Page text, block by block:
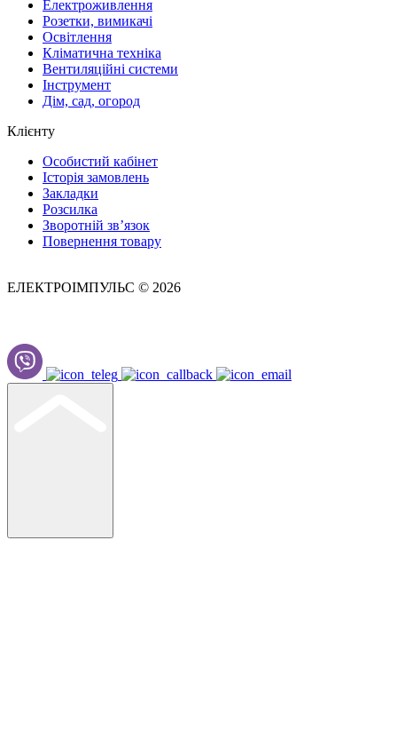
Електроживлення
Розетки, вимикачі
Освітлення
Кліматична техніка
Вентиляційні системи
Інструмент
Дім, сад, огород
Клієнту
Особистий кабінет
Історія замовлень
Закладки
Розсилка
Зворотній зв’язок
Повернення товару
ЕЛЕКТРОІМПУЛЬС © 2026